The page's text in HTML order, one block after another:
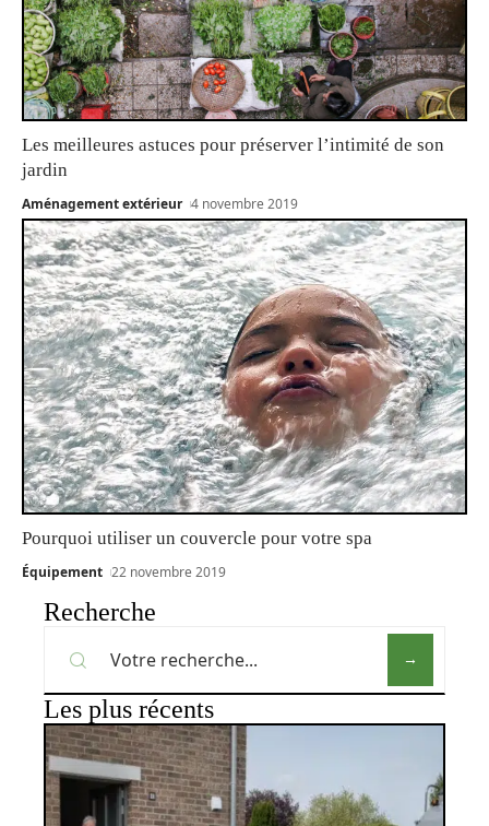
Les meilleures astuces pour préserver l’intimité de son
jardin
Aménagement extérieur 4 novembre 2019
Pourquoi utiliser un couvercle pour votre spa
Équipement 22 novembre 2019
Recherche
Les plus récents